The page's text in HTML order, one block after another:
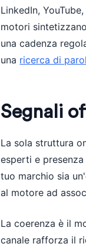
LinkedIn,
motori
una cadenza
una ricerca di
Segnali
La sola struttura
esperti e
tuo marchio sia
al motore ad
La coerenza è il
canale rafforza il